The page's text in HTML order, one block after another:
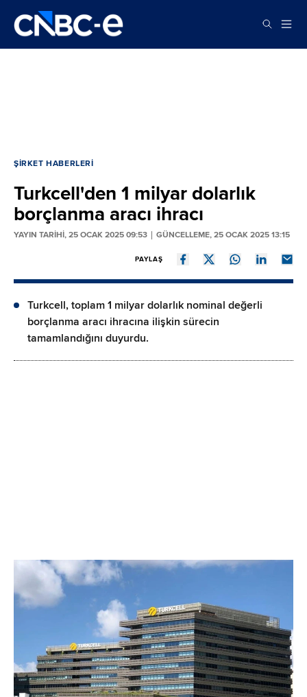
ŞIRKET HABERLERI
Turkcell'den 1 milyar dolarlık
borçlanma aracı ihracı
YAYIN TARİHİ, 25 OCAK 2025 09:53 GÜNCELLEME, 25 OCAK 2025 13:15
PAYLAŞ
Turkcell, toplam 1 milyar dolarlık nominal değerli
borçlanma aracı ihracına ilişkin sürecin
tamamlandığını duyurdu.